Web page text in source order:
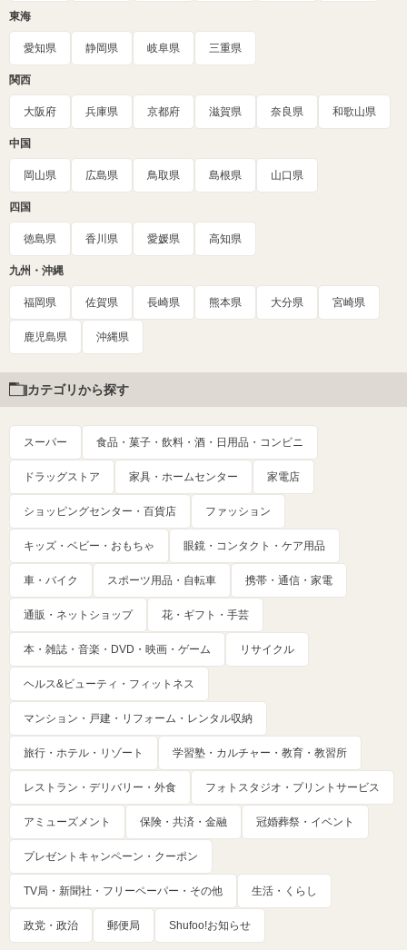
東海
愛知県 静岡県 岐阜県 三重県
関西
大阪府 兵庫県 京都府 滋賀県 奈良県 和歌山県
中国
岡山県 広島県 鳥取県 島根県 山口県
四国
徳島県 香川県 愛媛県 高知県
九州・沖縄
福岡県 佐賀県 長崎県 熊本県 大分県 宮崎県
鹿児島県 沖縄県
カテゴリから探す
スーパー 食品・菓子・飲料・酒・日用品・コンビニ
ドラッグストア 家具・ホームセンター 家電店
ショッピングセンター・百貨店 ファッション
キッズ・ベビー・おもちゃ 眼鏡・コンタクト・ケア用品
車・バイク スポーツ用品・自転車 携帯・通信・家電
通販・ネットショップ 花・ギフト・手芸
本・雑誌・音楽・DVD・映画・ゲーム リサイクル
ヘルス&ビューティ・フィットネス
マンション・戸建・リフォーム・レンタル収納
旅行・ホテル・リゾート 学習塾・カルチャー・教育・教習所
レストラン・デリバリー・外食 フォトスタジオ・プリントサービス
アミューズメント 保険・共済・金融 冠婚葬祭・イベント
プレゼントキャンペーン・クーポン
TV局・新聞社・フリーペーパー・その他 生活・くらし
政党・政治 郵便局 Shufoo!お知らせ